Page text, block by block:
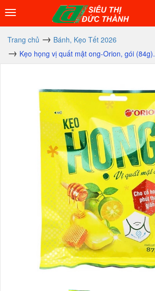
Trang chủ
Bánh, Kẹo Tết 2026
Kẹo họng vị quất mật ong-Orion, gói (84g).